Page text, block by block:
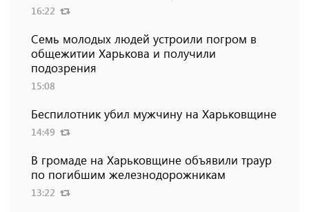
16:22
Семь молодых людей устроили погром в
общежитии Харькова и получили
подозрения
15:08
Беспилотник убил мужчину на Харьковщине
14:49
В громаде на Харьковщине объявили траур
по погибшим железнодорожникам
13:22